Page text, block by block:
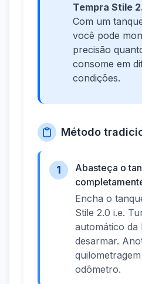
Tempra Stile
Com um
você pode
precisão
consome em
condições.
Método
1
Abasteça o
Encha o
Stile 2.0 i.e.
automático da
desarmar.
odômetro.